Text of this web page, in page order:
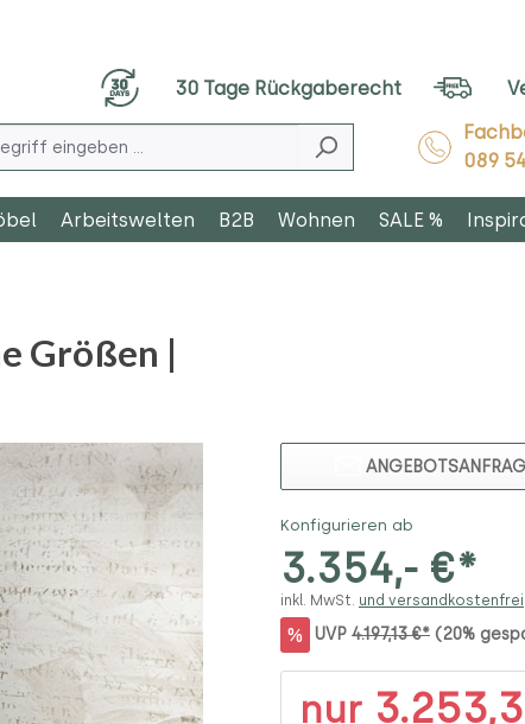
30 Tage Rückgaberecht
089
Arbeitswelten B2B Wohnen SALE %
Größen |
Konfigurieren ab
3.354,- €*
inkl. MwSt. und versandkostenfrei
% UVP 4.197,13 €* (20%
nur